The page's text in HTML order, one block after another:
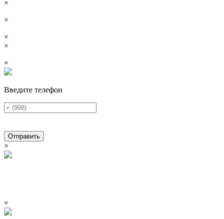
×
×
×
×
×
Введите телефон
Отправить
×
×